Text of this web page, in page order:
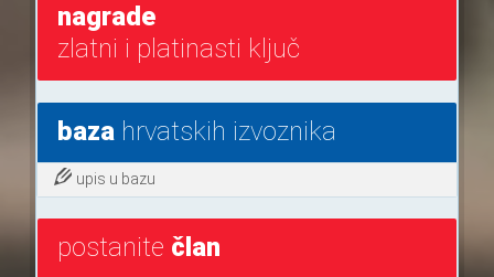
nagrade
zlatni i platinasti ključ
bazahrvatskih izvoznika
upis u bazu
postanite član